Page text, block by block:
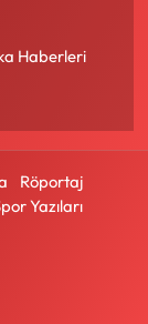
Haberleri
Röportaj
Yazıları